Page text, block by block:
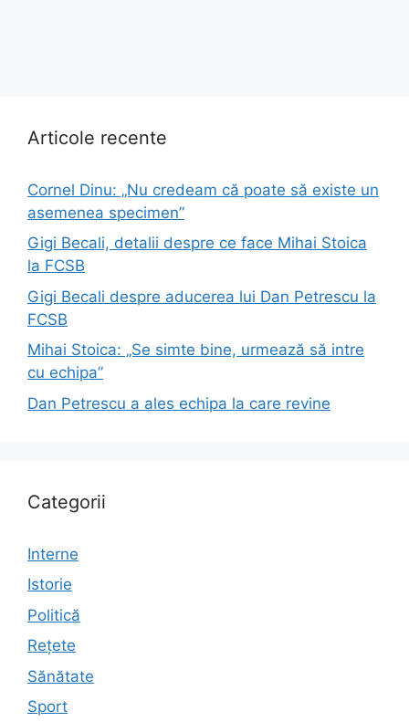
Articole recente
Cornel Dinu: „Nu credeam că poate să existe un
asemenea specimen”
Gigi Becali, detalii despre ce face Mihai Stoica
la FCSB
Gigi Becali despre aducerea lui Dan Petrescu la
FCSB
Mihai Stoica: „Se simte bine, urmează să intre
cu echipa”
Dan Petrescu a ales echipa la care revine
Categorii
Interne
Istorie
Politică
Rețete
Sănătate
Sport